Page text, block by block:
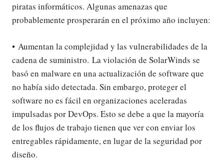
piratas informáticos. Algunas amenazas que
probablemente prosperarán en el próximo año incluyen:
• Aumentan la complejidad y las vulnerabilidades de la
cadena de suministro. La violación de SolarWinds se
basó en malware en una actualización de software que
no había sido detectada. Sin embargo, proteger el
software no es fácil en organizaciones aceleradas
impulsadas por DevOps. Esto se debe a que la mayoría
de los flujos de trabajo tienen que ver con enviar los
entregables rápidamente, en lugar de la seguridad por
diseño.